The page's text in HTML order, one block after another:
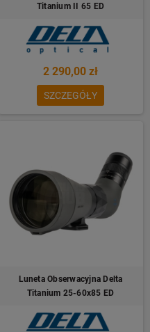
Titanium II 65 ED
2 290,00 zł
SZCZEGÓŁY
Luneta Obserwacyjna Delta
Titanium 25-60x85 ED